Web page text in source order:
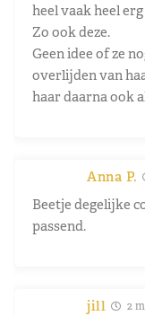
heel vaak heel
Zo ook deze.
Geen idee of ze
overlijden van
haar daarna ook
Anna P.
Beetje degelijke
passend.
jill 2